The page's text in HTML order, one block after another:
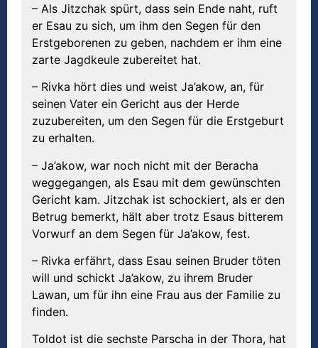
– Als Jitzchak spürt, dass sein Ende naht, ruft
er Esau zu sich, um ihm den Segen für den
Erstgeborenen zu geben, nachdem er ihm eine
zarte Jagdkeule zubereitet hat.
– Rivka hört dies und weist Ja’akow, an, für
seinen Vater ein Gericht aus der Herde
zuzubereiten, um den Segen für die Erstgeburt
zu erhalten.
– Ja’akow, war noch nicht mit der Beracha
weggegangen, als Esau mit dem gewünschten
Gericht kam. Jitzchak ist schockiert, als er den
Betrug bemerkt, hält aber trotz Esaus bitterem
Vorwurf an dem Segen für Ja’akow, fest.
– Rivka erfährt, dass Esau seinen Bruder töten
will und schickt Ja’akow, zu ihrem Bruder
Lawan, um für ihn eine Frau aus der Familie zu
finden.
Toldot ist die sechste Parscha in der Thora, hat